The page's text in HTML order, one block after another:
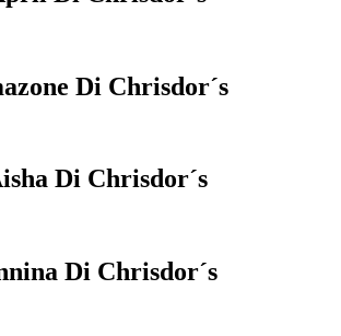
Di Chrisdor´s
Di Chrisdor´s
Di Chrisdor´s